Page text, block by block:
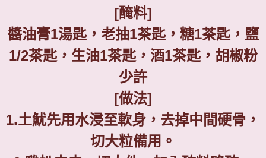
[醃料]
醬油膏1湯匙，老抽1茶匙，糖1茶匙，鹽
1/2茶匙，生油1茶匙，酒1茶匙，胡椒粉
少許
[做法]
1.土魷先用水浸至軟身，去掉中間硬骨，
切大粒備用。